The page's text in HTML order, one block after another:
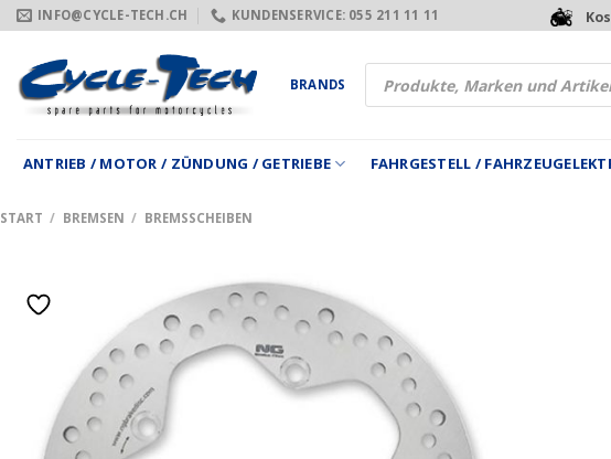
Zum
Inhalt
springen
INFO@CYCLE-TECH.CH KUNDENSERVICE: 055 211 11 11
BRANDS
Products
search
ANTRIEB / MOTOR / ZÜNDUNG / GETRIEBE FAHRGESTELL /
START / BREMSEN / BREMSSCHEIBEN